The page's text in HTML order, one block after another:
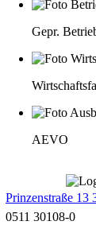
Gepr.
AEVO
Prinzenstraße 13
0511 30108-0